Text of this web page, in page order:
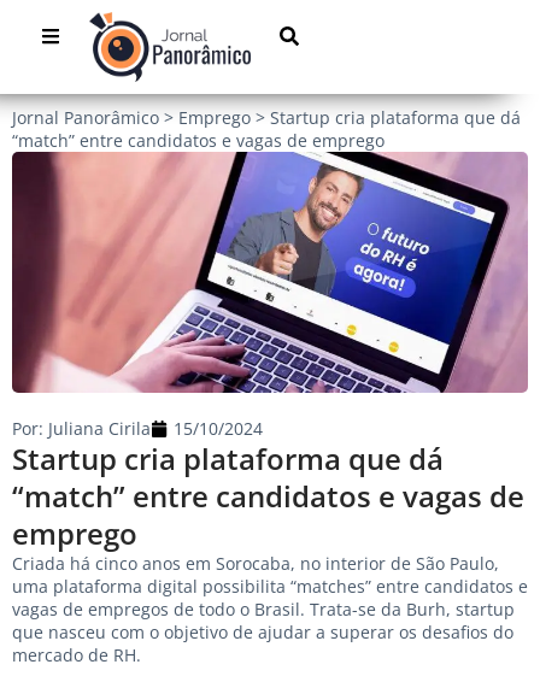
Jornal Panorâmico > Emprego > Startup cria plataforma que dá
“match” entre candidatos e vagas de emprego
Startup cria plataforma que dá
“match” entre candidatos e vagas de
emprego
Por: Juliana Cirila 15/10/2024
Criada há cinco anos em Sorocaba, no interior de São Paulo,
uma plataforma digital possibilita “matches” entre candidatos e
vagas de empregos de todo o Brasil. Trata-se da Burh, startup
que nasceu com o objetivo de ajudar a superar os desafios do
mercado de RH.